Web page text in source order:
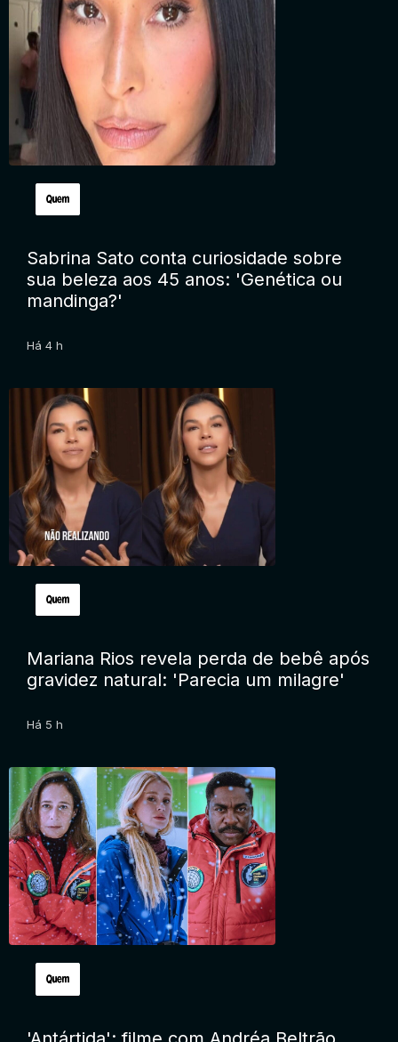
Sabrina Sato conta curiosidade sobre
sua beleza aos 45 anos: 'Genética ou
mandinga?'
Há 4 h
Mariana Rios revela perda de bebê após
gravidez natural: 'Parecia um milagre'
Há 5 h